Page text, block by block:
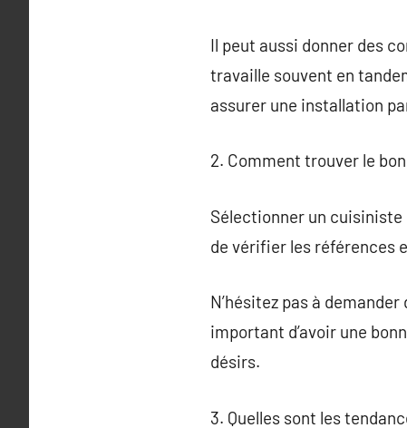
Il peut aussi donner des
travaille souvent en
assurer une installation
2. Comment trouver le
Sélectionner un
de vérifier les références
N’hésitez pas à
important d’avoir une
désirs.
3. Quelles sont les